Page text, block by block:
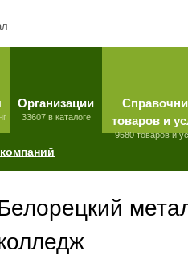
Организации
33607 в каталоге
товаров и
9580 товаров и